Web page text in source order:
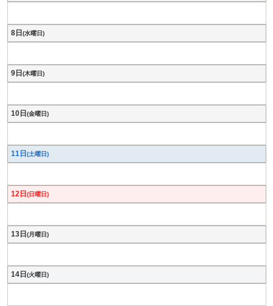
8日 (水曜日)
9日 (木曜日)
10日 (金曜日)
11日 (土曜日)
12日 (日曜日)
13日 (月曜日)
14日 (火曜日)